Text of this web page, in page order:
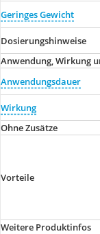
Geringes Gewicht
Dosierungshinweise
Anwendung, Wirkung
Anwendungsdauer
Wirkung
Ohne Zusätze
Vorteile
Weitere Produktinfos